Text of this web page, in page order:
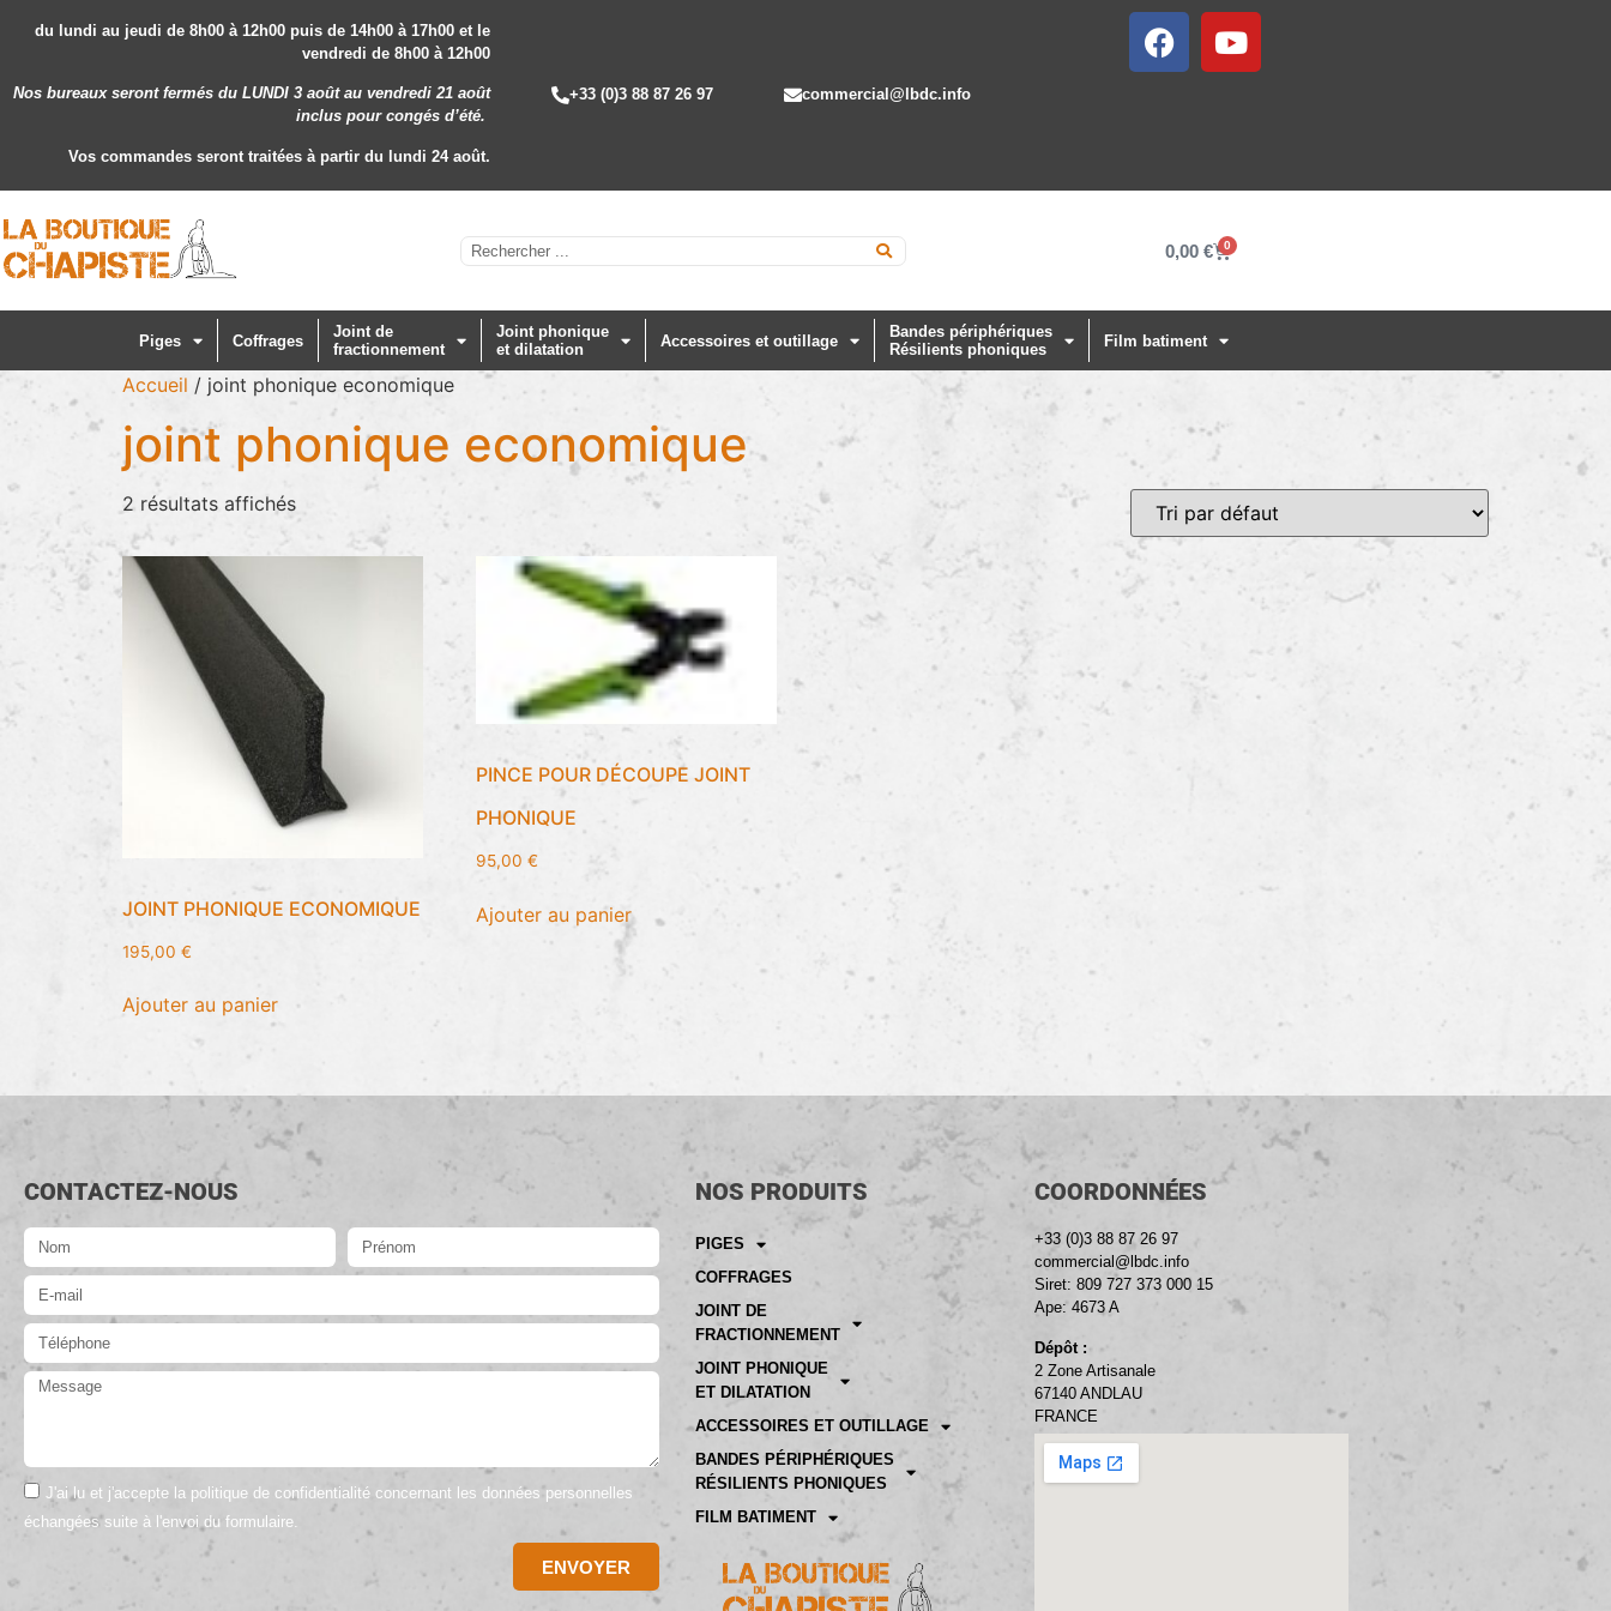
du lundi au jeudi de 8h00 à 12h00 puis de 14h00 à 17h00 et le
vendredi de 8h00 à 12h00
Nos bureaux seront fermés du LUNDI 3 août au vendredi 21 août
inclus pour congés d’été.
Vos commandes seront traitées à partir du lundi 24 août.
+33 (0)3 88 87 26 97 commercial@lbdc.info
0,00€ 0
Piges Coffrages
Joint de
fractionnement
Joint phonique
et dilatation
Accessoires et outillage
Bandes périphériques
Résilients phoniques
Film batiment
Accueil / joint phonique economique
joint phonique economique
2 résultats affichés
JOINT PHONIQUE ECONOMIQUE
195,00 €
Ajouter au panier
PINCE POUR DÉCOUPE JOINT
PHONIQUE
95,00 €
Ajouter au panier
CONTACTEZ-NOUS
J'ai lu et j'accepte la politique de confidentialité concernant les données personnelles
échangées suite à l'envoi du formulaire.
ENVOYER
NOS PRODUITS
PIGES
COFFRAGES
JOINT DE
FRACTIONNEMENT
JOINT PHONIQUE
ET DILATATION
ACCESSOIRES ET OUTILLAGE
BANDES PÉRIPHÉRIQUES
RÉSILIENTS PHONIQUES
FILM BATIMENT
COORDONNÉES
+33 (0)3 88 87 26 97
commercial@lbdc.info
Siret: 809 727 373 000 15
Ape: 4673 A
Dépôt :
2 Zone Artisanale
67140 ANDLAU
FRANCE